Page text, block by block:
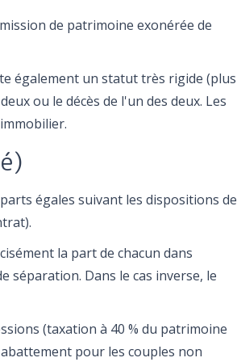
de patrimoine exonérée de
également un statut très rigide (plus
ou le décès de l'un des deux. Les
égales suivant les dispositions de
la part de chacun dans
séparation. Dans le cas inverse, le
(taxation à 40 % du patrimoine
pour les couples non